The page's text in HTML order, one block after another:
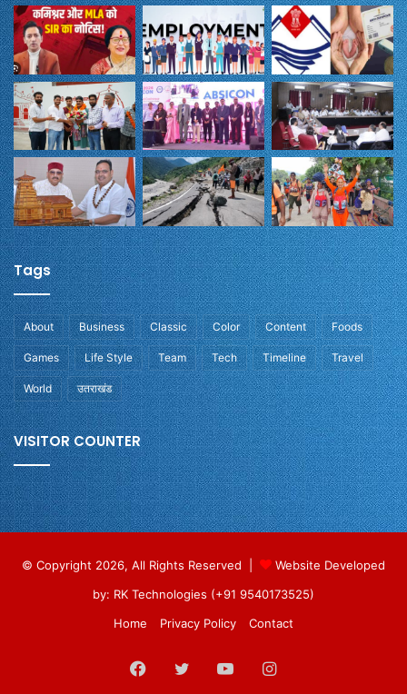
Tags
About Business Classic Color Content Foods
Games Life Style Team Tech Timeline Travel
World उतराखंड
VISITOR COUNTER
© Copyright 2026, All Rights Reserved |
Website Developed
by: RK Technologies (+91 9540173525)
Home
Privacy Policy Contact
Facebook
TwitterYouTubeInstagram